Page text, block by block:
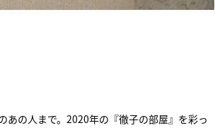
あの人まで。2020年の『徹子の部屋』を彩っ